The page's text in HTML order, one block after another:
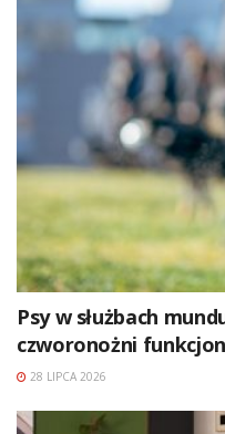
Psy w służbach
czworonożni
28 LIPCA 2026